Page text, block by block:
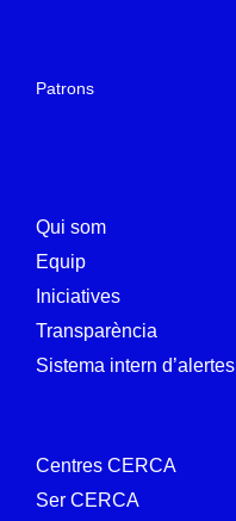
Patrons
Qui som
Equip
Iniciatives
Transparència
Sistema intern d’alertes
Centres CERCA
Ser CERCA